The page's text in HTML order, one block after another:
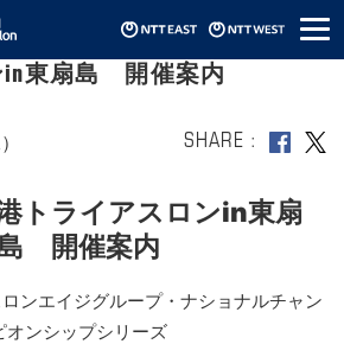
メ
ニ
SP/SD】第18回川崎港ト
in東扇島 開催案内
SHARE
トライアスロンin東扇
開催案内
ンエイジグループ・ナショナルチャン
オンシップシリーズ